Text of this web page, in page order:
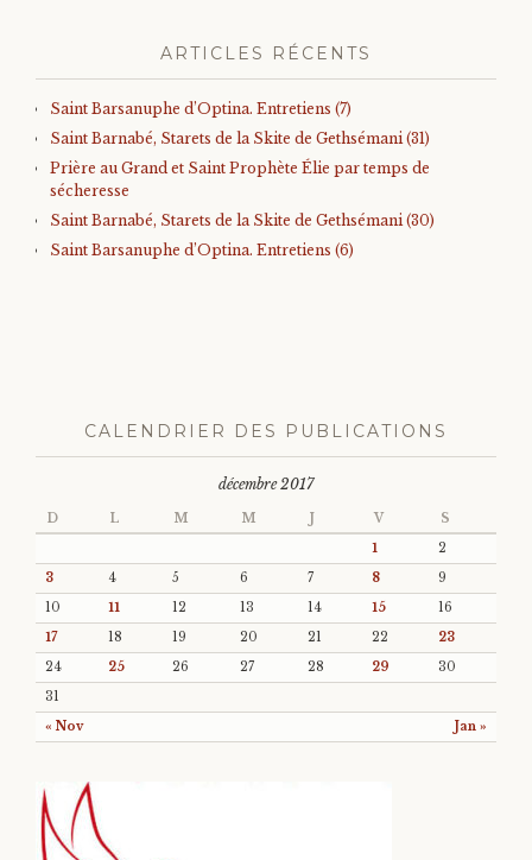
ARTICLES RÉCENTS
Saint Barsanuphe d’Optina. Entretiens (7)
Saint Barnabé, Starets de la Skite de Gethsémani (31)
Prière au Grand et Saint Prophète Élie par temps de
sécheresse
Saint Barnabé, Starets de la Skite de Gethsémani (30)
Saint Barsanuphe d’Optina. Entretiens (6)
CALENDRIER DES PUBLICATIONS
décembre 2017
D L M M J V S
« Nov Jan »
1
2
3
4 5 6 7 8
9
10
11 12 13 14 15
16
17
18 19 20 21 22
23
24
25 26 27 28 29
30
31